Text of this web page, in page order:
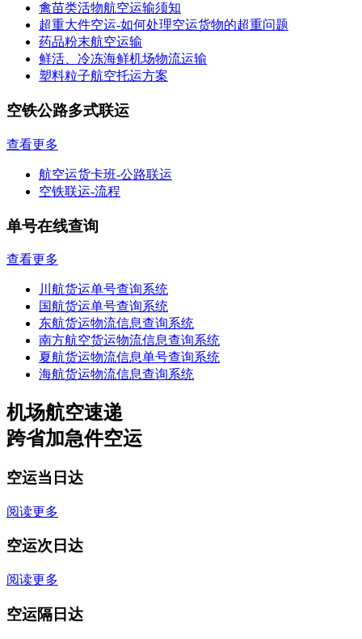
禽苗类活物航空运输须知
超重大件空运-如何处理空运货物的超重问题
药品粉末航空运输
鲜活、冷冻海鲜机场物流运输
塑料粒子航空托运方案
空铁公路多式联运
查看更多
航空运货卡班-公路联运
空铁联运-流程
单号在线查询
查看更多
川航货运单号查询系统
国航货运单号查询系统
东航货运物流信息查询系统
南方航空货运物流信息查询系统
夏航货运物流信息单号查询系统
海航货运物流信息查询系统
机场航空速递
跨省加急件空运
空运当日达
阅读更多
空运次日达
阅读更多
空运隔日达